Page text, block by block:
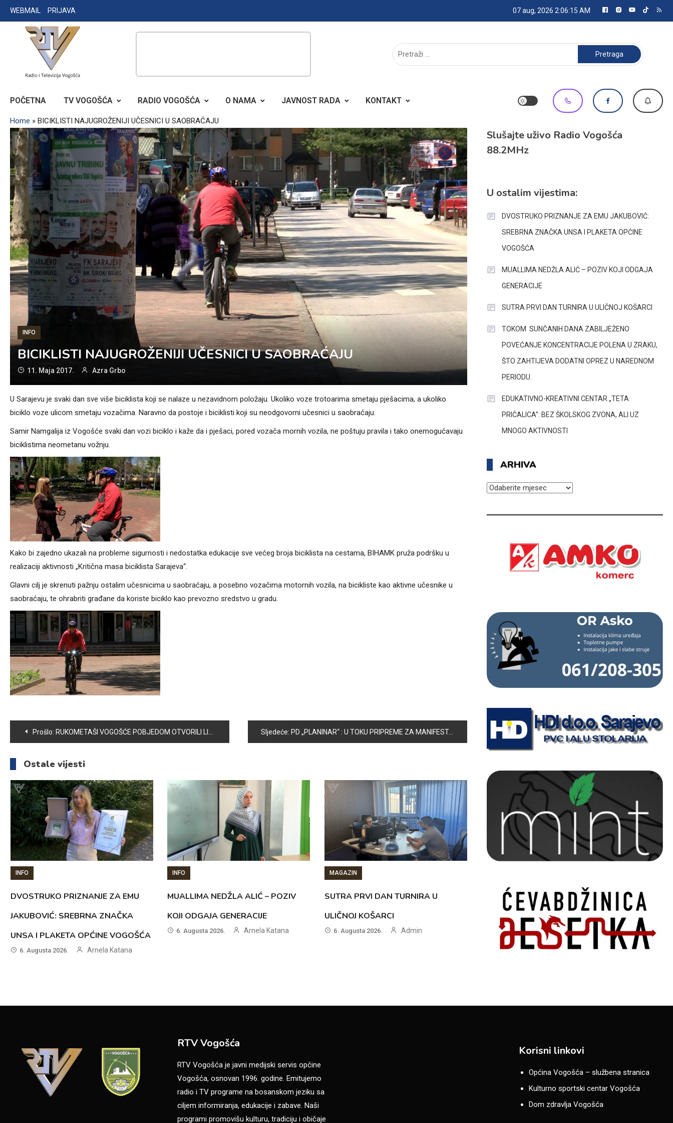
Skip
to
WEBMAIL PRIJAVA 07 aug, 2026 2:06:16 AM
RADIO TELEVIZIJA VOGOŠĆA
Pretraga:
POČETNA TV VOGOŠĆA RADIO VOGOŠĆA O NAMA JAVNOST RADA KONTAKT
Home » BICIKLISTI NAJUGROŽENIJI UČESNICI U SAOBRAĆAJU
INFO
BICIKLISTI NAJUGROŽENIJI UČESNICI U SAOBRAĆAJU
11. Maja 2017. Azra Grbo
U Sarajevu je svaki dan sve više biciklista koji se nalaze u nezavidnom položaju. Ukoliko voze trotoarima smetaju pješacima, a ukoliko
biciklo voze ulicom smetaju vozačima. Naravno da postoje i biciklisti koji su neodgovorni učesnici u saobraćaju.
Samir Namgalija iz Vogošće svaki dan vozi biciklo i kaže da i pješaci, pored vozača mornih vozila, ne poštuju pravila i tako onemogućavaju
biciklistima neometanu vožnju.
Kako bi zajedno ukazali na probleme sigurnosti i nedostatka edukacije sve većeg broja biciklista na cestama, BIHAMK pruža podršku u
realizaciji aktivnosti „Kritična masa biciklista Sarajeva“.
Glavni cilj je skrenuti pažnju ostalim učesnicima u saobraćaju, a posebno vozačima motornih vozila, na bicikliste kao aktivne učesnike u
saobraćaju, te ohrabriti građane da koriste biciklo kao prevozno sredstvo u gradu.
Navigacija
članaka
Prošlo: RUKOMETAŠI VOGOŠĆE POBJEDOM OTVORILI LIGU ZA PRVAKA Sljedeće: PD „PLANINAR“ : U TOKU PRIPREME ZA MANIFESTACIJU „SARAJEVSKI ĆEVAP“
Ostale vijesti
INFO
DVOSTRUKO PRIZNANJE ZA EMU
JAKUBOVIĆ: SREBRNA ZNAČKA
UNSA I PLAKETA OPĆINE VOGOŠĆA
6. Augusta 2026. Arnela Katana
INFO
MUALLIMA NEDŽLA ALIĆ – POZIV
KOJI ODGAJA GENERACIJE
6. Augusta 2026. Arnela Katana
MAGAZIN
SUTRA PRVI DAN TURNIRA U
ULIČNOJ KOŠARCI
6. Augusta 2026. Admin
Slušajte uživo Radio Vogošća
88.2MHz
U ostalim vijestima:
DVOSTRUKO PRIZNANJE ZA EMU JAKUBOVIĆ:
SREBRNA ZNAČKA UNSA I PLAKETA OPĆINE
VOGOŠĆA
MUALLIMA NEDŽLA ALIĆ – POZIV KOJI ODGAJA
GENERACIJE
SUTRA PRVI DAN TURNIRA U ULIČNOJ KOŠARCI
TOKOM SUNČANIH DANA ZABILJEŽENO
POVEĆANJE KONCENTRACIJE POLENA U ZRAKU,
ŠTO ZAHTIJEVA DODATNI OPREZ U NAREDNOM
PERIODU.
EDUKATIVNO-KREATIVNI CENTAR „TETA
PRIČALICA”: BEZ ŠKOLSKOG ZVONA, ALI UZ
MNOGO AKTIVNOSTI
ARHIVA
ARHIVA
RTV Vogošća
RTV Vogošća je javni medijski servis općine
Vogošća, osnovan 1996. godine. Emitujemo
radio i TV programe na bosanskom jeziku sa
ciljem informiranja, edukacije i zabave. Naši
programi promovišu kulturu, tradiciju i običaje
Korisni linkovi
Općina Vogošća – službena stranica
Kulturno sportski centar Vogošća
Dom zdravlja Vogošća